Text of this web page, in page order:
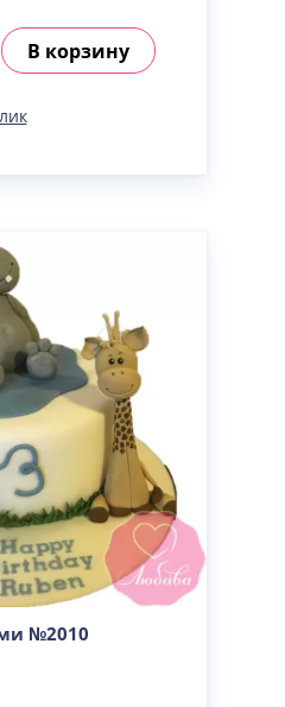
В корзину
№2010